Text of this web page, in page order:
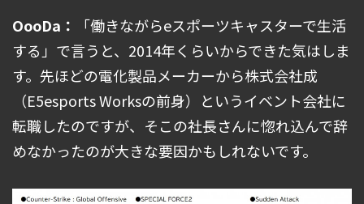
OooDa：
「働きながらeスポーツキャスターで生活
する」で言うと、2014年くらいからできた気はしま
す。先ほどの電化製品メーカーから株式会社成
（E5esports Worksの前身）というイベント会社に
転職したのですが、そこの社長さんに惚れ込んで辞
めなかったのが大きな要因かもしれないです。